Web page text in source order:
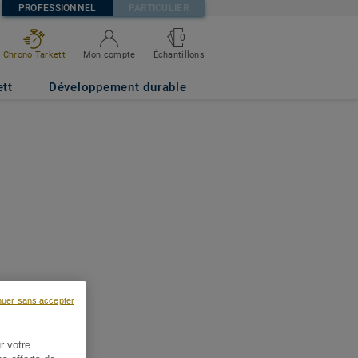
PROFESSIONNEL PARTICULIER
Chrono Tarkett Mon compte
0
Échantillons
Développement durable
votre
sans accepter